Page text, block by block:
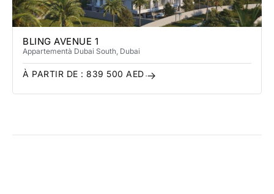
BLING AVENUE 1
Appartementà Dubai South , Dubai
À PARTIR DE : 839 500 AED